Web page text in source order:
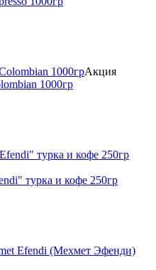
Акция
1000гр
турка и кофе 250гр